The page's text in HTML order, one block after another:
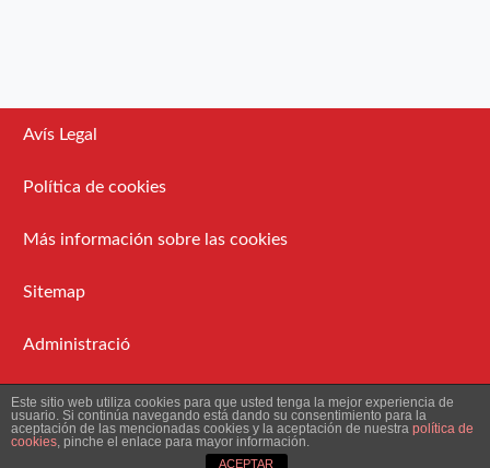
Avís Legal
Política de cookies
Más información sobre las cookies
Sitemap
Administració
2026 Ateneu Enciclopèdic Popular.
Este sitio web utiliza cookies para que usted tenga la mejor experiencia de
usuario. Si continúa navegando está dando su consentimiento para la
aceptación de las mencionadas cookies y la aceptación de nuestra política de
cookies, pinche el enlace para mayor información.
ACEPTAR